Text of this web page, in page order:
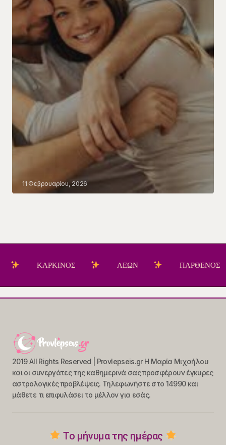
11 Φεβρουαρίου, 2026
ΚΑΡΚΙΝΟΣ ΛΕΩΝ ΠΑΡΘΕΝΟΣ
2019 All Rights Reserved | Provlepseis.gr Η Μαρία Μιχαήλου
και οι συνεργάτες της καθημερινά σας προσφέρουν έγκυρες
αστρολογικές προβλέψεις. Τηλεφωνήστε στο 14990 και
μάθετε τι επιφυλάσει το μέλλον για εσάς.
Το μήνυμα της ημέρας